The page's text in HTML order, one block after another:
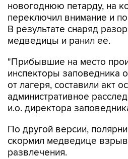
новогоднюю петарду, на
переключил внимание и
В результате снаряд
медведицы и ранил ее.
"Прибывшие на место
инспекторы заповедника
от лагеря, составили акт
административное
и.о. директора
По другой версии,
скормил медведице
развлечения.